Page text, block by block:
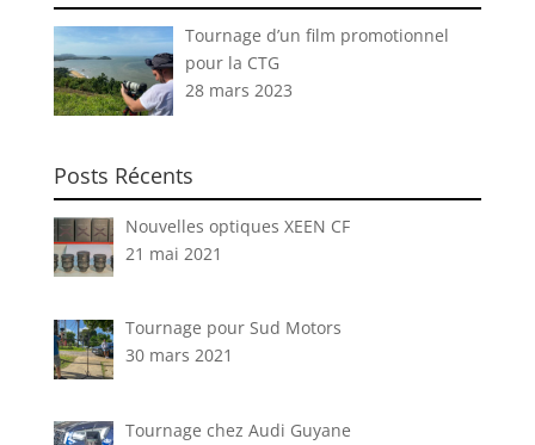
Tournage d’un film promotionnel
pour la CTG
28 mars 2023
Posts Récents
Nouvelles optiques XEEN CF
21 mai 2021
Tournage pour Sud Motors
30 mars 2021
Tournage chez Audi Guyane